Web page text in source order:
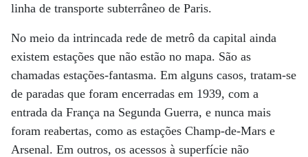
linha de transporte subterrâneo de Paris.
No meio da intrincada rede de metrô da capital ainda
existem estações que não estão no mapa. São as
chamadas estações-fantasma. Em alguns casos, tratam-se
de paradas que foram encerradas em 1939, com a
entrada da França na Segunda Guerra, e nunca mais
foram reabertas, como as estações Champ-de-Mars e
Arsenal. Em outros, os acessos à superfície não